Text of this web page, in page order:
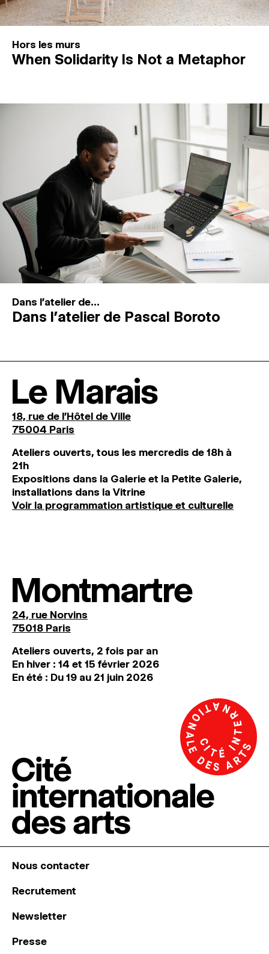
Hors les murs
When Solidarity Is Not a Metaphor
Dans l'atelier de...
Dans l’atelier de Pascal Boroto
Le Marais
18, rue de l'Hôtel de Ville
75004 Paris
Ateliers ouverts, tous les mercredis de 18h à
21h
Expositions dans la Galerie et la Petite Galerie,
installations dans la Vitrine
Voir la programmation artistique et culturelle
Montmartre
24, rue Norvins
75018 Paris
Ateliers ouverts, 2 fois par an
En hiver : 14 et 15 février 2026
En été : Du 19 au 21 juin 2026
Nous contacter
Recrutement
Newsletter
Presse